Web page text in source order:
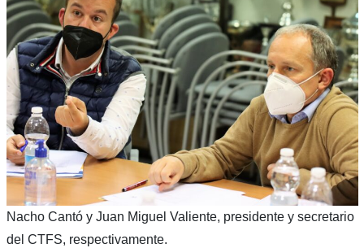
Nacho Cantó y Juan Miguel Valiente, presidente y secretario
del CTFS, respectivamente.